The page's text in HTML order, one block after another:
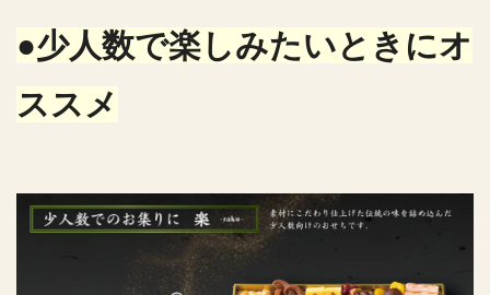
●少人数で楽しみたいときにオ
ススメ